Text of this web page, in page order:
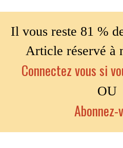
Il vous reste 81 %
Article réservé à
Connectez vous si
OU
Abonnez-